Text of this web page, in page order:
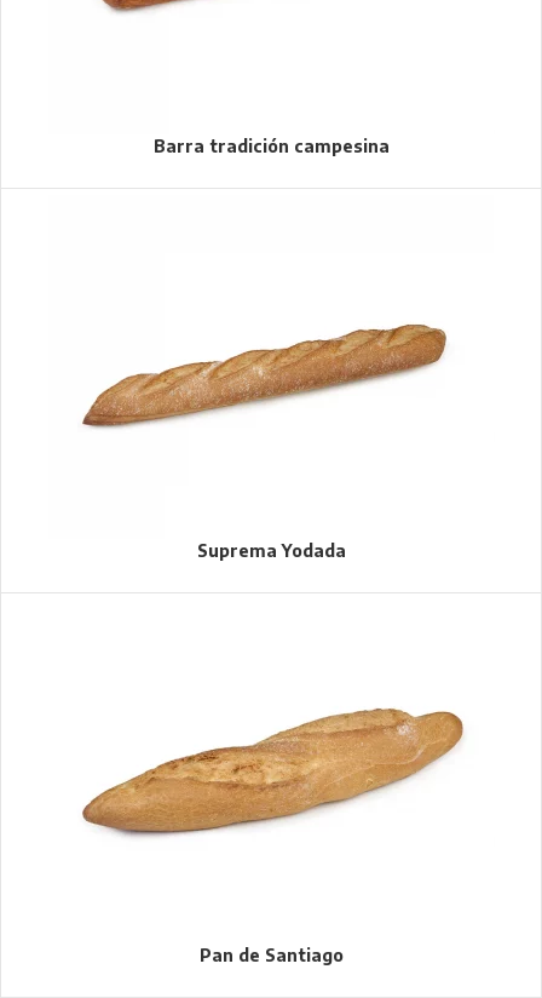
Barra tradición campesina
Suprema Yodada
Pan de Santiago